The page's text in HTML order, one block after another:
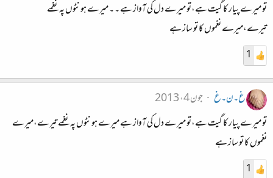
تو میرے پیار کا گیت ہے،تو میرے دل کی آواز ہے ۔ ۔ میرے ہونٹوں پہ نغمے
تیرے،میرے نغموں کا تو ساز ہے‏
1
غ۔ن۔غ
جون 4، 2013
تو میرے پیار کا گیت ہے،تو میرے دل کی آواز ہے میرے ہونٹوں پہ نغمے تیرے،میرے
نغموں کا تو ساز ہے‏
1